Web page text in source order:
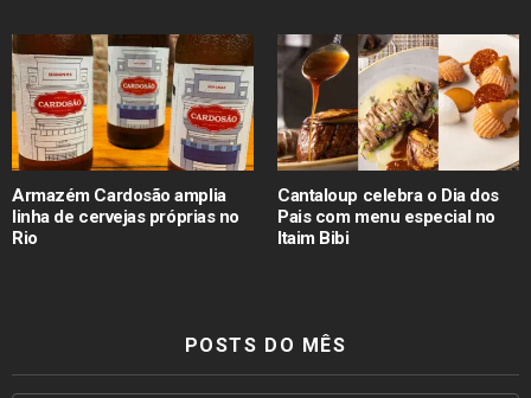
Armazém Cardosão amplia
linha de cervejas próprias no
Rio
Cantaloup celebra o Dia dos
Pais com menu especial no
Itaim Bibi
POSTS DO MÊS